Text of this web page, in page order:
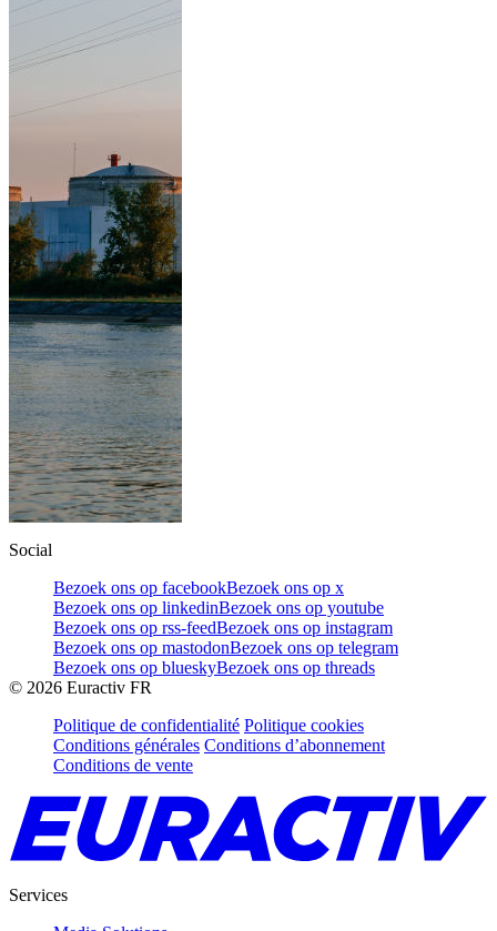
Social
Bezoek ons op facebookBezoek ons op x
Bezoek ons op linkedinBezoek ons op youtube
Bezoek ons op rss-feedBezoek ons op instagram
Bezoek ons op mastodonBezoek ons op telegram
Bezoek ons op blueskyBezoek ons op threads
© 2026 Euractiv FR
Politique de confidentialité Politique cookies
Conditions générales Conditions d’abonnement
Conditions de vente
Services